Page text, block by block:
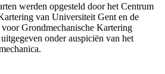
werden opgesteld door het Centrum
van Universiteit Gent en de
Grondmechanische Kartering
onder auspiciën van het